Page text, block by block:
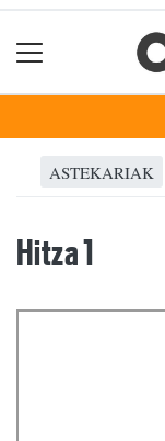
ASTEKARIAK
Hitza 1